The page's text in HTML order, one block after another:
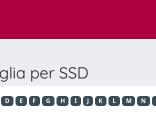
per SSD
D E F G H I J K L M N